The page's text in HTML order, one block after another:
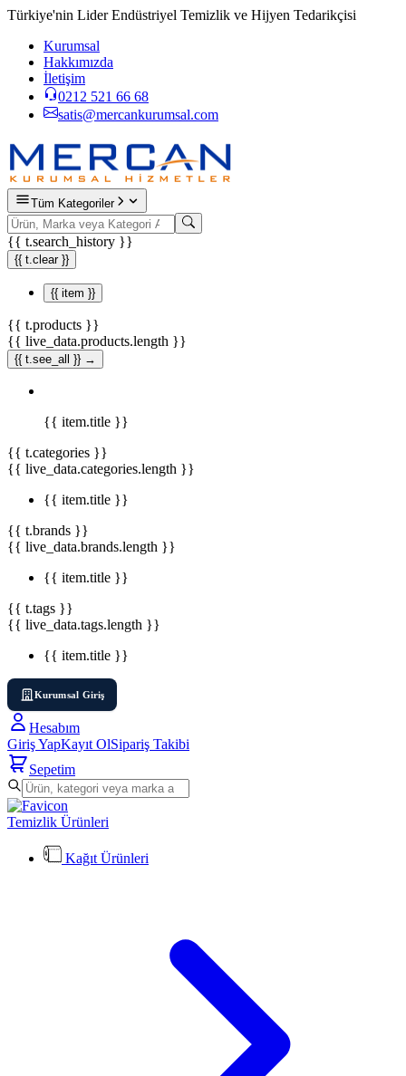
Türkiye'nin Lider Endüstriyel Temizlik ve Hijyen Tedarikçisi
Kurumsal
Hakkımızda
İletişim
0212 521 66 68
satis@mercankurumsal.com
Tüm Kategoriler
{{ t.search_history }}
{{ t.clear }}
{{ item }}
{{ t.products }}
{{ live_data.products.length }}
{{ t.see_all }} →
{{ item.title }}
{{ t.categories }}
{{ live_data.categories.length }}
{{ item.title }}
{{ t.brands }}
{{ live_data.brands.length }}
{{ item.title }}
{{ t.tags }}
{{ live_data.tags.length }}
{{ item.title }}
Kurumsal Giriş
Hesabım
Giriş YapKayıt OlSipariş Takibi
Sepetim
Temizlik Ürünleri
Kağıt Ürünleri